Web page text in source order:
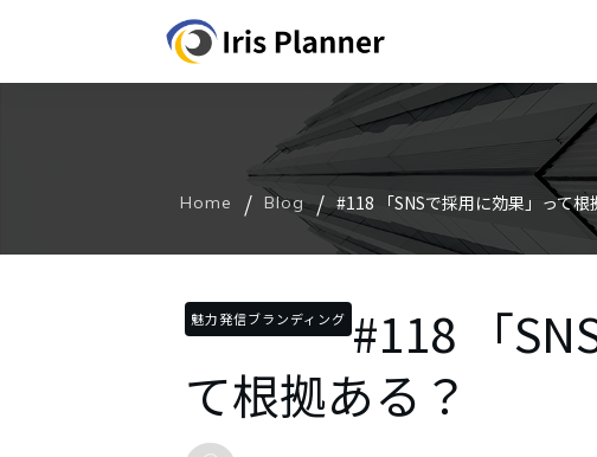
Home / Blog / #118 「SNSで採用に効果」って根
魅力発信ブランディング #118 「
て根拠ある？